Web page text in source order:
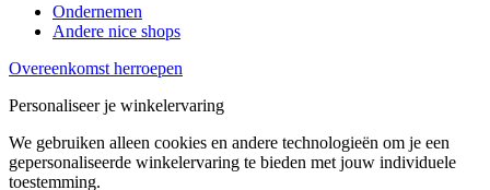
Ondernemen
Andere nice shops
Overeenkomst herroepen
Personaliseer je winkelervaring
We gebruiken alleen cookies en andere technologieën om je een
gepersonaliseerde winkelervaring te bieden met jouw individuele
toestemming.